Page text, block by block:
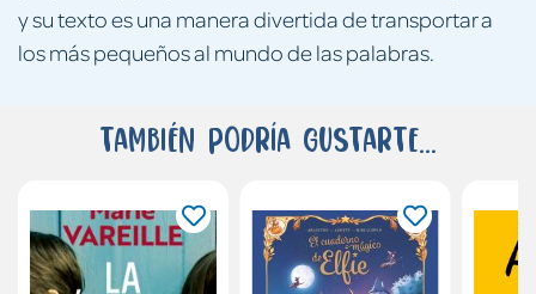
y su texto es una manera divertida de transportar a
los más pequeños al mundo de las palabras.
También podría gustarte...